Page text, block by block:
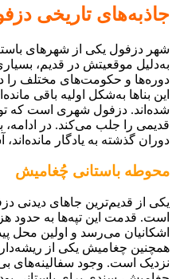
جاذبه‌های تاریخی
شهر دزفول یکی از شهرهای
به‌دلیل موقعیتش در قدیم،
دوره‌ها و حکومت‌های مختلف را
این بناها به‌شکل اولیه باقی
شده‌اند. دزفول شهری است که
قدیمی را جلب می‌کند. در ادامه،
دوران گذشته به یادگار
محوطه باستانی چُغامیش
یکی از قدیم‌ترین جاهای دیدنی
اشکانیان می‌رسد و اولین محل
همچنین چغامیش یکی از
نزدیک است. وجود سفالینه‌های